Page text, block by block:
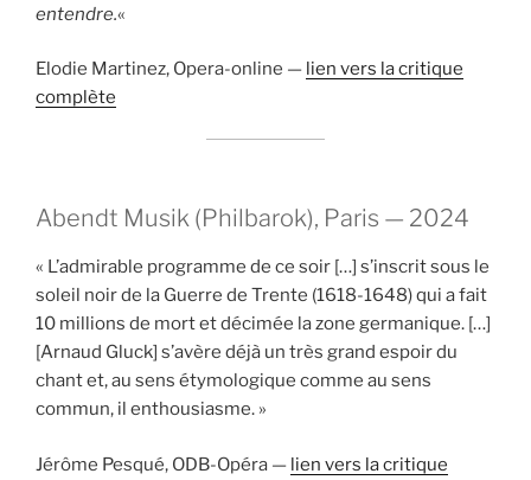
entendre.«
Elodie Martinez, Opera-online — lien vers la critique
complète
Abendt Musik (Philbarok), Paris — 2024
« L’admirable programme de ce soir […] s’inscrit sous le
soleil noir de la Guerre de Trente (1618-1648) qui a fait
10 millions de mort et décimée la zone germanique. […]
[Arnaud Gluck] s’avère déjà un très grand espoir du
chant et, au sens étymologique comme au sens
commun, il enthousiasme. »
Jérôme Pesqué, ODB-Opéra — lien vers la critique